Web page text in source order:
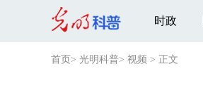
时政
首页 > 光明科普> 视频 > 正文